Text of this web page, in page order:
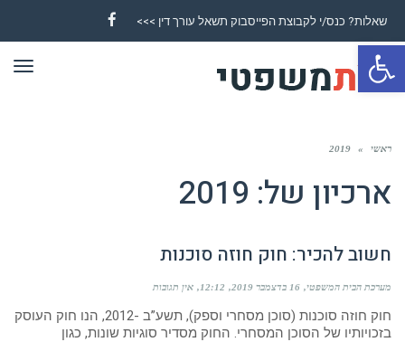
פתח סרגל נגישות
שאלות? כנס/י לקבוצת הפייסבוק תשאל עורך דין >>>
Facebook
ראשי »
2019
ארכיון של: 2019
חשוב להכיר: חוק חוזה סוכנות
מערכת הבית המשפטי 16 בדצמבר 2019 12:12 אין תגובות
חוק חוזה סוכנות (סוכן מסחרי וספק), תשע”ב -2012, הנו חוק העוסק
בזכויותיו של הסוכן המסחרי. החוק מסדיר סוגיות שונות, כגון